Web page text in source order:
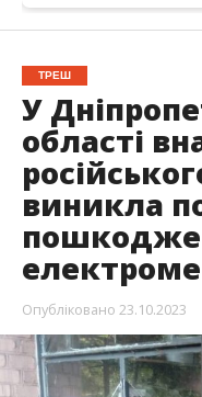
ТРЕШ
У
області
виникла
Опубліковано 23.10.2023